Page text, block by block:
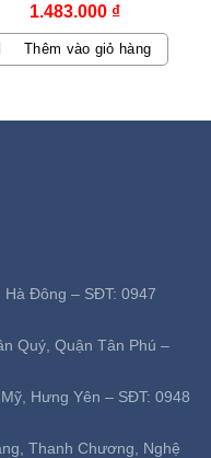
1.483.000 ₫
Thêm vào giỏ hàng
Hà Đông – SĐT: 0947
Quý, Quận Tân Phú –
Hưng Yên – SĐT: 0948
Thanh Chương, Nghệ